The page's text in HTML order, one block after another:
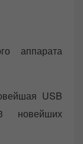
аппарата
USB
новейших